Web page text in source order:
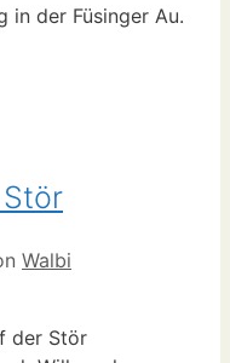
in der Füsinger Au.
Walbi
der Stör